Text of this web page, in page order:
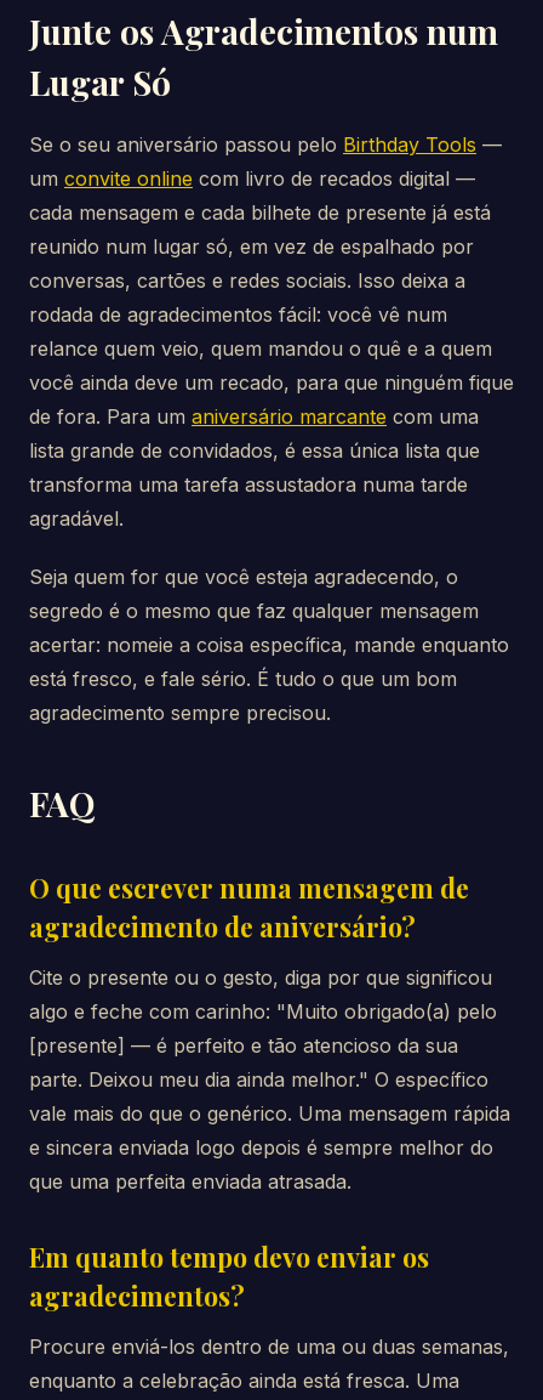
Junte os Agradecimentos num
Lugar Só
Se o seu aniversário passou pelo Birthday Tools —
um convite online com livro de recados digital —
cada mensagem e cada bilhete de presente já está
reunido num lugar só, em vez de espalhado por
conversas, cartões e redes sociais. Isso deixa a
rodada de agradecimentos fácil: você vê num
relance quem veio, quem mandou o quê e a quem
você ainda deve um recado, para que ninguém fique
de fora. Para um aniversário marcante com uma
lista grande de convidados, é essa única lista que
transforma uma tarefa assustadora numa tarde
agradável.
Seja quem for que você esteja agradecendo, o
segredo é o mesmo que faz qualquer mensagem
acertar: nomeie a coisa específica, mande enquanto
está fresco, e fale sério. É tudo o que um bom
agradecimento sempre precisou.
FAQ
O que escrever numa mensagem de
agradecimento de aniversário?
Cite o presente ou o gesto, diga por que significou
algo e feche com carinho: "Muito obrigado(a) pelo
[presente] — é perfeito e tão atencioso da sua
parte. Deixou meu dia ainda melhor." O específico
vale mais do que o genérico. Uma mensagem rápida
e sincera enviada logo depois é sempre melhor do
que uma perfeita enviada atrasada.
Em quanto tempo devo enviar os
agradecimentos?
Procure enviá-los dentro de uma ou duas semanas,
enquanto a celebração ainda está fresca. Uma